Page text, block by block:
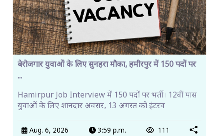
बेरोजगार युवाओं के लिए सुनहरा मौका, हमीरपुर में 150 पदों पर
...
Hamirpur Job Interview में 150 पदों पर भर्ती। 12वीं पास
युवाओं के लिए शानदार अवसर, 13 अगस्त को इंटरव
Aug. 6, 2026 3:59 p.m. 111